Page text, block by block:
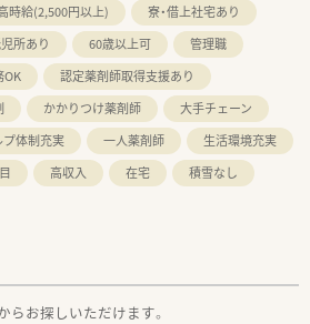
時給(2,500円以上)
寮・借上社宅あり
所あり 60歳以上可
管理職
OK
認定薬剤師取得支援あり
かかりつけ薬剤師
大手チェーン
プ体制充実 一人薬剤師
生活環境充実
高収入 在宅
積雪なし
お探しいただけます。